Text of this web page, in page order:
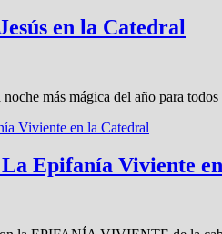
en la Catedral
más mágica del año para
Epifanía Viviente